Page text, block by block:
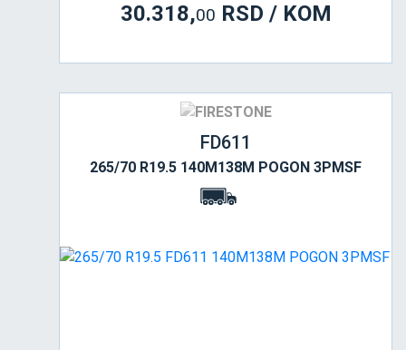
30.318,00 RSD / KOM
FD611
265/70 R19.5 140M138M POGON 3PMSF